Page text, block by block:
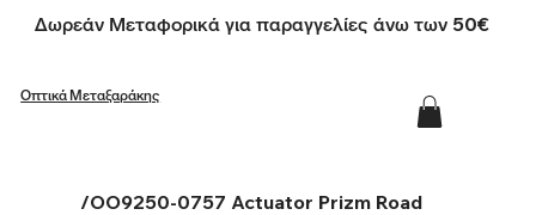
Δωρεάν Μεταφορικά για παραγγελίες άνω των 50€
Οπτικά Μεταξαράκης
/OO9250-0757 Actuator Prizm Road